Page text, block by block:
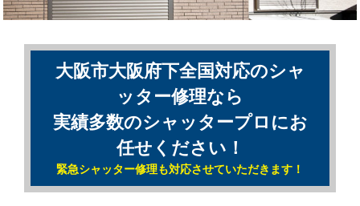
大阪市大阪府下全国対応のシャ
ッター修理なら
実績多数のシャッタープロにお
任せください！
緊急シャッター修理も対応させていただきます！